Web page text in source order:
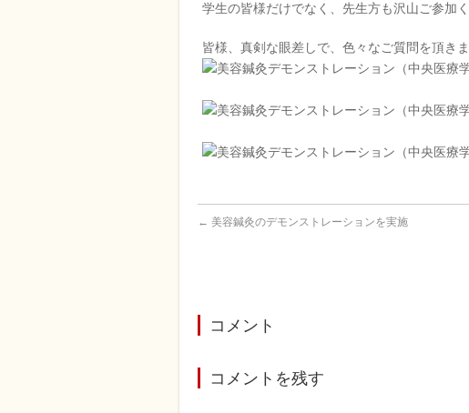
学生の皆様だけでなく、先生方も沢山ご参加く
皆様、真剣な眼差しで、色々なご質問を頂きま
← 美容鍼灸のデモンストレーションを実施
コメント
コメントを残す